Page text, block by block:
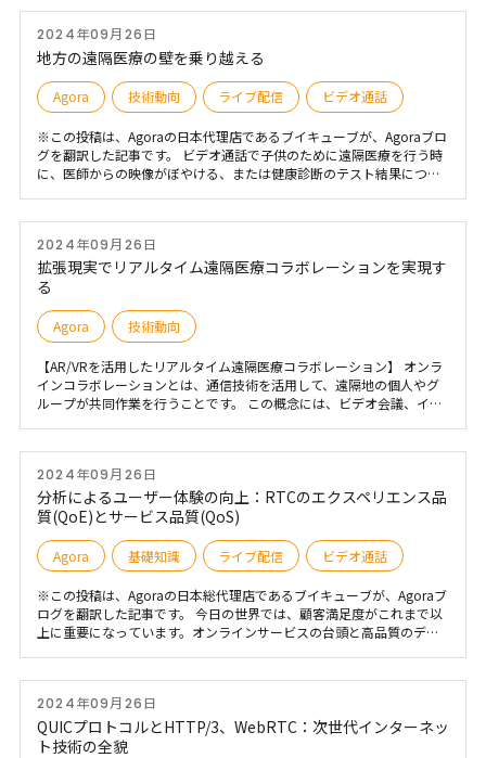
2024年09月26日
地方の遠隔医療の壁を乗り越える
Agora 技術動向 ライブ配信 ビデオ通話
※この投稿は、Agoraの日本代理店であるブイキューブが、Agoraブロ
グを翻訳した記事です。 ビデオ通話で子供のために遠隔医療を行う時
に、医師からの映像がぼやける、または健康診断のテスト結果につい
とって仮想の状況でなくリアルな厳しい状況です。現在、高速インタ
ーネットにより多くの地域から医療へのアクセス方法が変わったが、
地方に住んでいる人がこの新たな変化に追いついていないという話を
よく聞きます
2024年09月26日
拡張現実でリアルタイム遠隔医療コラボレーションを実現す
る
Agora 技術動向
【AR/VRを活用したリアルタイム遠隔医療コラボレーション】 オンラ
インコラボレーションとは、通信技術を活用して、遠隔地の個人やグ
ループが共同作業を行うことです。 この概念には、ビデオ会議、イン
れます。目的は、地理的な制約を超えてリアルタイムでやり取りを行
い、情報を共有し、共同で問題を解決できる環境を促進することで
す。
2024年09月26日
分析によるユーザー体験の向上：RTCのエクスペリエンス品
質(QoE)とサービス品質(QoS)
Agora 基礎知識 ライブ配信 ビデオ通話
※この投稿は、Agoraの日本総代理店であるブイキューブが、Agoraブ
ログを翻訳した記事です。 今日の世界では、顧客満足度がこれまで以
上に重要になっています。オンラインサービスの台頭と高品質のデジ
ます。ユーザーエクスペリエンスを評価する際に理解することが不可
欠な2つの指標は、サービス品質(QoS)とエクスペリエンス品質(QoE)
です。これらの指標は、リアルタイム通信(RTC)およびストリーミング
シナリオで特に重要であり、分析はデジタルエクスペリエンスが顧客
2024年09月26日
QUICプロトコルとHTTP/3、WebRTC：次世代インターネッ
ト技術の全貌